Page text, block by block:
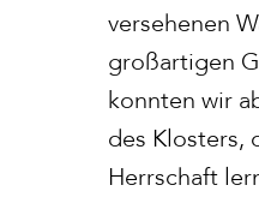
versehenen
großartigen
konnten wir
des Klosters,
Herrschaft